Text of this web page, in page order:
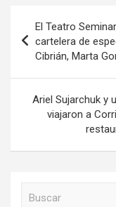
de
entradas
El Teatro
cartelera de
Cibrián, Marta
Ariel Sujarchuk y
viajaron a